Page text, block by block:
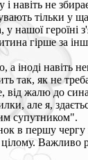
і навіть не
тільки у
у нашої
гірше за
іноді навіть
так, як не
від жалю до
але я,
супутником".
в першу
цілому.